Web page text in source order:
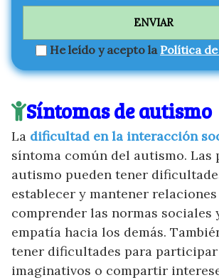
He leído y acepto la Política
Síntomas de autismo
La dificultad en la interacción
síntoma común del autismo. Las
autismo pueden tener
establecer y mantener
comprender las normas sociales
empatía hacia los demás.
tener dificultades para participar
imaginativos o compartir